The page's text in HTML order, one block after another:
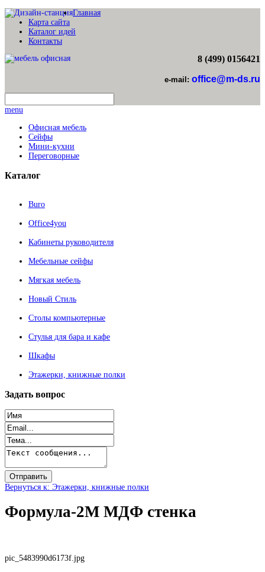
Главная
Карта сайта
Каталог идей
Контакты
8 (499) 0156421
e-mail: office@m-ds.ru
menu
Офисная мебель
Сейфы
Мини-кухни
Переговорные
Каталог
Buro
Office4you
Кабинеты руководителя
Мебельные сейфы
Мягкая мебель
Новый Стиль
Столы компьютерные
Стулья для бара и кафе
Шкафы
Этажерки, книжные полки
Задать вопрос
Вернуться к: Этажерки, книжные полки
Формула-2М МДФ стенка
pic_5483990d6173f.jpg